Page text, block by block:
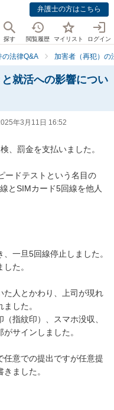
弁護士の方はこちら
探す 閲覧履歴 マイリスト ログイン
の法律Q&A 加害者（再犯）の
就活への影響につい
年3月11日 16:52
、罰金を支払いました。
ードテストという名目の
とSIMカード5回線を他人
一旦5回線停止しました。
た。
た人とかわり、上司が現れ
した。
指紋印）、スマホ没収、
サインしました。
任意での提出ですが任意提
ました。